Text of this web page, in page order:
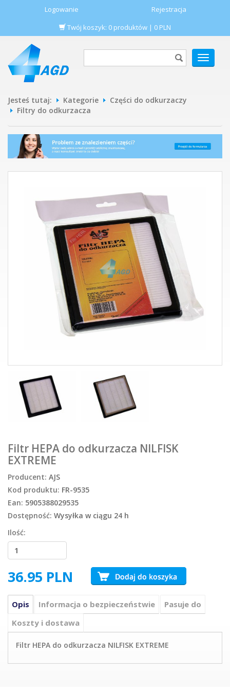
Logowanie
Rejestracja
Twój koszyk: 0 produktów | 0 PLN
POKAŻ
MENU
Jesteś tutaj: Kategorie
Części do odkurzaczy
Filtry do odkurzacza
Filtr HEPA do odkurzacza NILFISK
EXTREME
Producent: AJS
Kod produktu: FR-9535
Ean: 5905388029535
Dostępność: Wysyłka w ciągu 24 h
Ilość:
36.95 PLN
Opis Informacja o bezpieczeństwie
Pasuje do
Koszty i dostawa
Filtr HEPA do odkurzacza NILFISK EXTREME